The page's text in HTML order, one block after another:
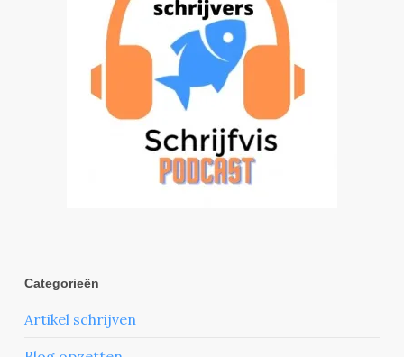
Categorieën
Artikel schrijven